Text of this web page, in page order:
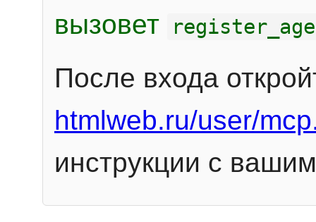
вызовет
После входа
htmlweb.ru/user/
инструкции с